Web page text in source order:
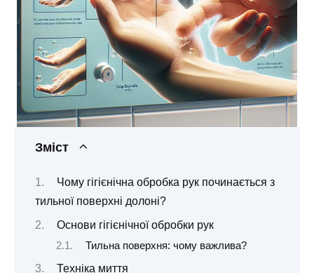
Зміст
Чому гігієнічна обробка рук починається з
тильної поверхні долоні?
Основи гігієнічної обробки рук
Тильна поверхня: чому важлива?
Техніка миття